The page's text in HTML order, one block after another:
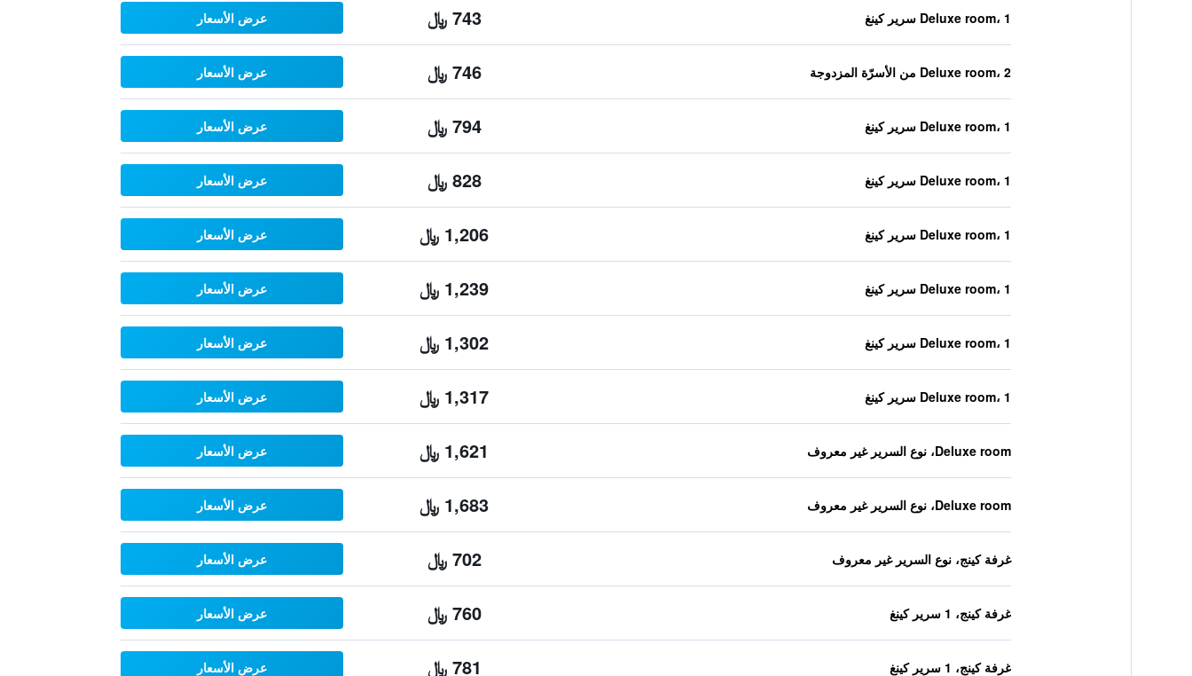
Deluxe room، 1 سرير كينغ 743 ﷼ عرض الأسعار
Deluxe room، 2 من الأسرّة المزدوجة 746 ﷼ عرض الأسعار
Deluxe room، 1 سرير كينغ 794 ﷼ عرض الأسعار
Deluxe room، 1 سرير كينغ 828 ﷼ عرض الأسعار
Deluxe room، 1 سرير كينغ 1,206 ﷼ عرض الأسعار
Deluxe room، 1 سرير كينغ 1,239 ﷼ عرض الأسعار
Deluxe room، 1 سرير كينغ 1,302 ﷼ عرض الأسعار
Deluxe room، 1 سرير كينغ 1,317 ﷼ عرض الأسعار
Deluxe room، نوع السرير غير معروف 1,621 ﷼ عرض الأسعار
Deluxe room، نوع السرير غير معروف 1,683 ﷼ عرض الأسعار
غرفة كينج، نوع السرير غير معروف 702 ﷼ عرض الأسعار
غرفة كينج، 1 سرير كينغ 760 ﷼ عرض الأسعار
غرفة كينج، 1 سرير كينغ 781 ﷼ عرض الأسعار